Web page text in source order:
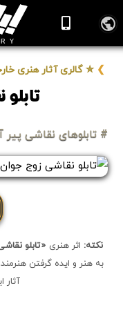
❯ ✮ گالری آثار هنری
# تابلوهای نقاشی پیر
نکته: اثر هنری «تابلو
به هنر و ایده گرفتن
آثار